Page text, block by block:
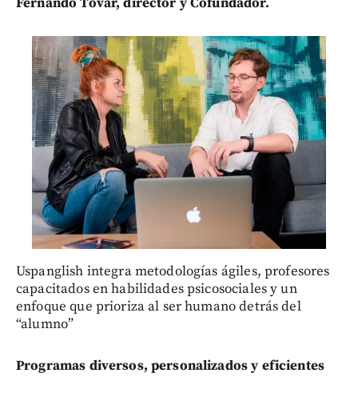
Uspanglish integra metodologías ágiles, profesores
capacitados en habilidades psicosociales y un
enfoque que prioriza al ser humano detrás del
“alumno”
Programas diversos, personalizados y eficientes